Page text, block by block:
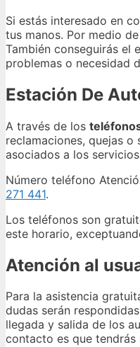
Si estás interesado en
tus manos. Por medio
También conseguirás el
problemas o necesidad
Estación De
A través de los
reclamaciones, quejas
asociados a los
Número teléfono
271 441.
Los teléfonos son
este horario,
Atención al
Para la asistencia
dudas serán
llegada y salida de los
contacto es que tendrás